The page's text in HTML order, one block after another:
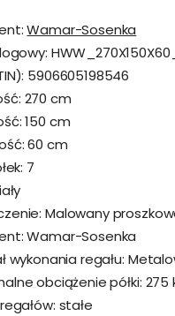
Wamar-Sosenka
5906605198546
270 cm
150 cm
60 cm
7
Malowany
Wamar-Sosenka
wykonania regału:
obciążenie półki: 275
stałe